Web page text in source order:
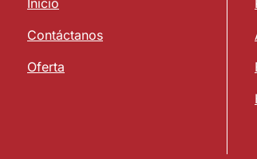
Contáctanos
Oferta